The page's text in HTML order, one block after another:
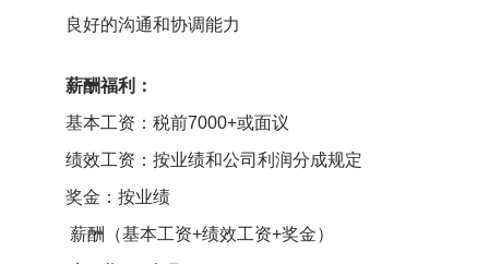
良好的沟通和协调能力
薪酬福利：
基本工资：税前7000+或面议
绩效工资：按业绩和公司利润分成规定
奖金：按业绩
薪酬（基本工资+绩效工资+奖金）